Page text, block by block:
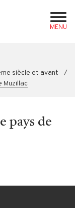
MENU
siècle et avant
/
Muzillac
pays de